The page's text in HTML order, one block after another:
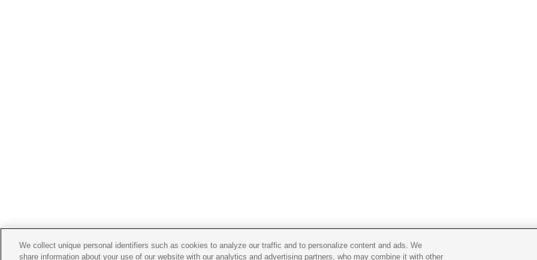
We collect unique personal identifiers such as cookies to analyze our traffic and to personalize content and ads. We
share information about your use of our website with our analytics and advertising partners, who may combine it with other